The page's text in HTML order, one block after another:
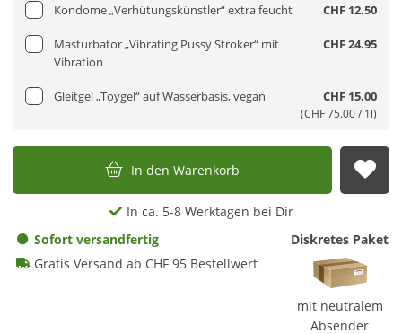
Kondome „Verhütungskünstler“ extra feucht CHF 12.50
Masturbator „Vibrating Pussy Stroker“ mit
Vibration
CHF 24.95
Gleitgel „Toygel“ auf Wasserbasis, vegan CHF 15.00
(CHF 75.00 / 1l)
In den Warenkorb
In ca. 5-8 Werktagen bei Dir
Sofort versandfertig
Gratis Versand ab CHF 95 Bestellwert
Diskretes Paket
mit neutralem
Absender